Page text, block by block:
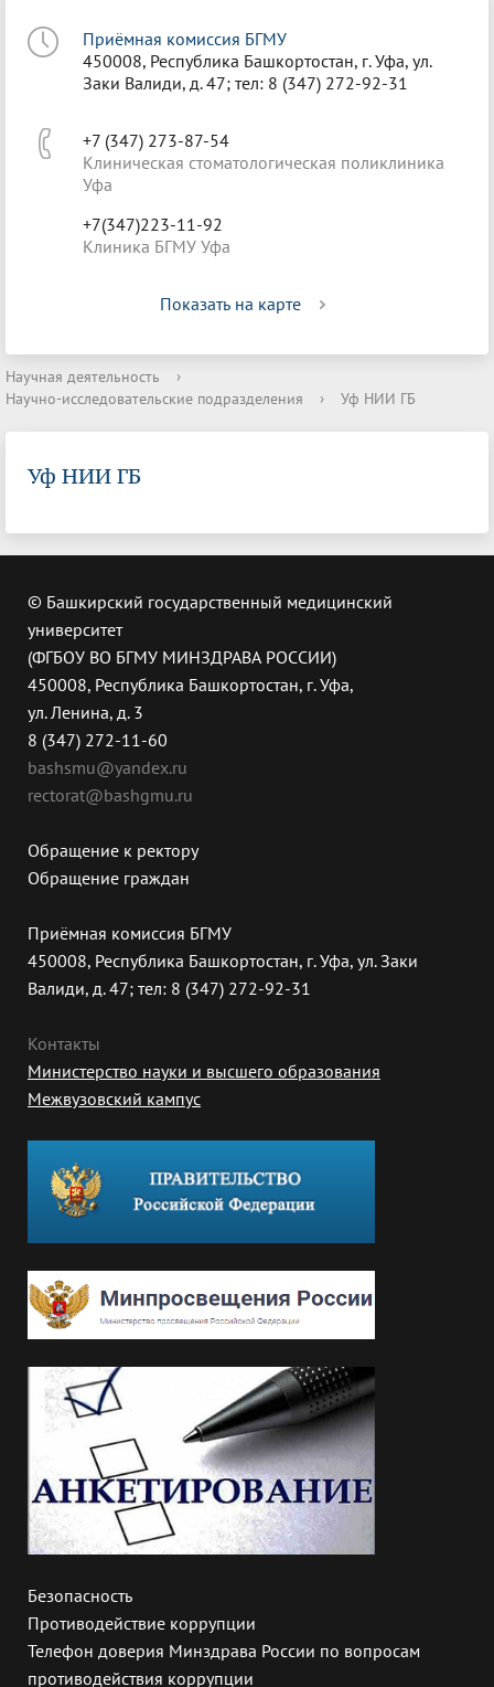
Приёмная комиссия БГМУ
450008, Республика Башкортостан, г. Уфа, ул.
Заки Валиди, д. 47; тел: 8 (347) 272-92-31
+7 (347) 273-87-54
Клиническая стоматологическая поликлиника
Уфа
+7(347)223-11-92
Клиника БГМУ Уфа
Показать на карте
Научная деятельность
›
Научно-исследовательские подразделения
› Уф НИИ ГБ
Уф НИИ ГБ
© Башкирский государственный медицинский
университет
(ФГБОУ ВО БГМУ МИНЗДРАВА РОССИИ)
450008, Республика Башкортостан, г. Уфа,
ул. Ленина, д. 3
8 (347) 272-11-60
bashsmu@yandex.ru
rectorat@bashgmu.ru
Обращение к ректору
Обращение граждан
Приёмная комиссия БГМУ
450008, Республика Башкортостан, г. Уфа, ул. Заки
Валиди, д. 47; тел: 8 (347) 272-92-31
Контакты
Министерство науки и высшего образования
Межвузовский кампус
Безопасность
Противодействие коррупции
Телефон доверия Минздрава России по вопросам
противодействия коррупции